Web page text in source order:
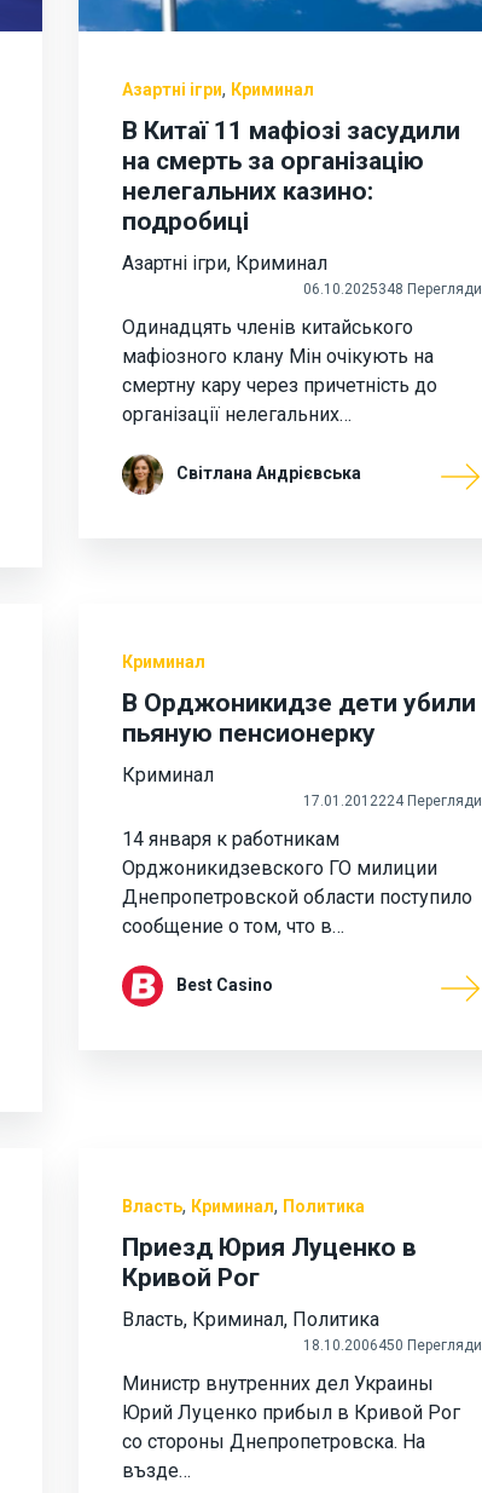
Азартні ігри, Криминал
В Китаї 11 мафіозі засудили
на смерть за організацію
нелегальних казино:
подробиці
Азартні ігри, Криминал
06.10.2025348 Перегляди
Одинадцять членів китайського
мафіозного клану Мін очікують на
смертну кару через причетність до
організації нелегальних…
Світлана Андрієвська
Криминал
В Орджоникидзе дети убили
пьяную пенсионерку
Криминал
17.01.2012224 Перегляди
14 января к работникам
Орджоникидзевского ГО милиции
Днепропетровской области поступило
сообщение о том, что в…
Best Casino
Власть, Криминал, Политика
Приезд Юрия Луценко в
Кривой Рог
Власть, Криминал, Политика
18.10.2006450 Перегляди
Министр внутренних дел Украины
Юрий Луценко прибыл в Кривой Рог
со стороны Днепропетровска. На
възде…